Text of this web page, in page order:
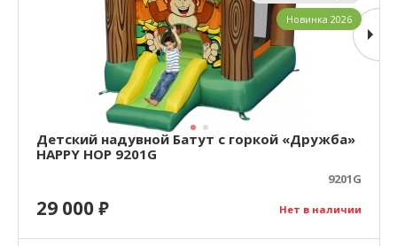
Детский надувной Батут с горкой «Дружба»
HAPPY HOP 9201G
9201G
Нет в наличии
29 000₽
Новинка 2026